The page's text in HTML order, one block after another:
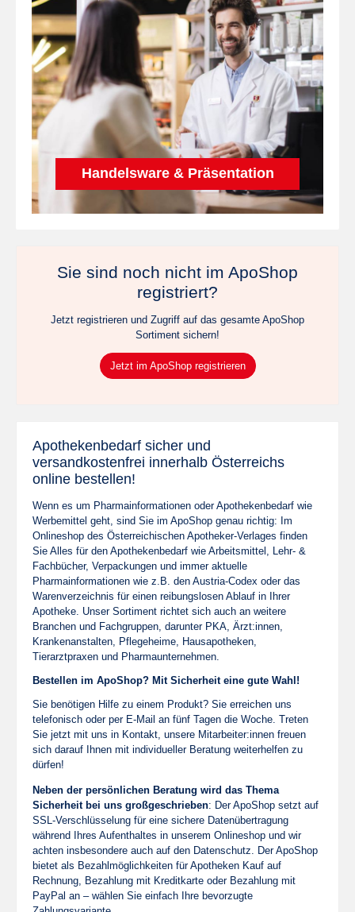
Handelsware & Präsentation
Sie sind noch nicht im ApoShop
registriert?
Jetzt registrieren und Zugriff auf das gesamte ApoShop
Sortiment sichern!
Jetzt im ApoShop registrieren
Apothekenbedarf sicher und
versandkostenfrei innerhalb Österreichs
online bestellen!
Wenn es um Pharmainformationen oder Apothekenbedarf wie
Werbemittel geht, sind Sie im ApoShop genau richtig: Im
Onlineshop des Österreichischen Apotheker-Verlages finden
Sie Alles für den Apothekenbedarf wie Arbeitsmittel, Lehr- &
Fachbücher, Verpackungen und immer aktuelle
Pharmainformationen wie z.B. den Austria-Codex oder das
Warenverzeichnis für einen reibungslosen Ablauf in Ihrer
Apotheke. Unser Sortiment richtet sich auch an weitere
Branchen und Fachgruppen, darunter PKA, Ärzt:innen,
Krankenanstalten, Pflegeheime, Hausapotheken,
Tierarztpraxen und Pharmaunternehmen.
Bestellen im ApoShop? Mit Sicherheit eine gute Wahl!
Sie benötigen Hilfe zu einem Produkt? Sie erreichen uns
telefonisch oder per E-Mail an fünf Tagen die Woche. Treten
Sie jetzt mit uns in Kontakt, unsere Mitarbeiter:innen freuen
sich darauf Ihnen mit individueller Beratung weiterhelfen zu
dürfen!
Neben der persönlichen Beratung wird das Thema
Sicherheit bei uns großgeschrieben: Der ApoShop setzt auf
SSL-Verschlüsselung für eine sichere Datenübertragung
während Ihres Aufenthaltes in unserem Onlineshop und wir
achten insbesondere auch auf den Datenschutz. Der ApoShop
bietet als Bezahlmöglichkeiten für Apotheken Kauf auf
Rechnung, Bezahlung mit Kreditkarte oder Bezahlung mit
PayPal an – wählen Sie einfach Ihre bevorzugte